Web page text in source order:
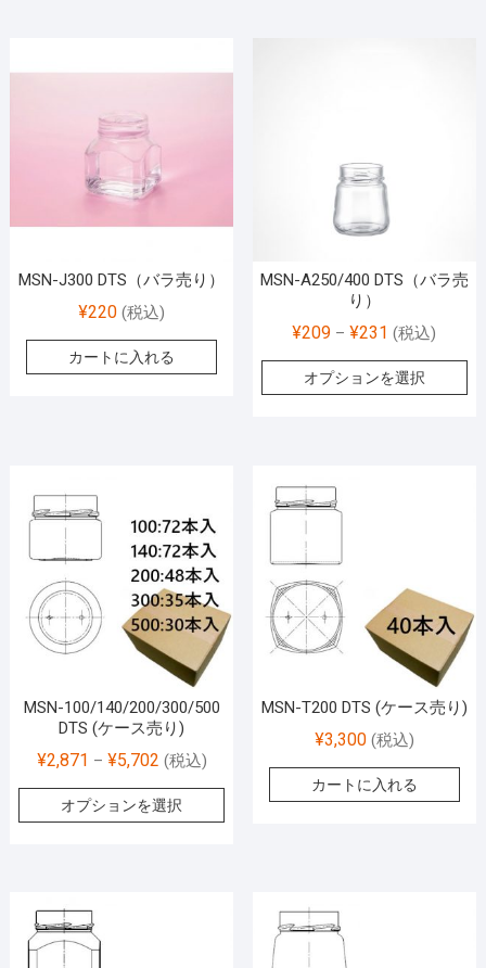
MSN-J300 DTS（バラ売り）
¥220 (税込)
カートに入れる
MSN-A250/400 DTS（バラ売
り）
¥209 –¥231 (税込)
オプションを選択
MSN-100/140/200/300/500
DTS (ケース売り)
¥2,871 – ¥5,702 (税込)
オプションを選択
MSN-T200 DTS (ケース売り)
¥3,300 (税込)
カートに入れる